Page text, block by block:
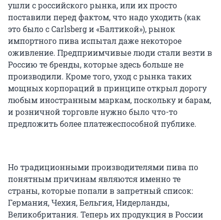
ушли с российского рынка, или их просто
поставили перед фактом, что надо уходить (как
это было с Carlsberg и «Балтикой»), рынок
импортного пива испытал даже некоторое
оживление. Предприимчивые люди стали везти в
Россию те бренды, которые здесь больше не
производили. Кроме того, уход с рынка таких
мощных корпораций в принципе открыл дорогу
любым иностранным маркам, поскольку и барам,
и розничной торговле нужно было что-то
предложить более платежеспособной публике.
Но традиционными производителями пива по
понятным причинам являются именно те
страны, которые попали в запретный список:
Германия, Чехия, Бельгия, Нидерланды,
Великобритания. Теперь их продукция в России